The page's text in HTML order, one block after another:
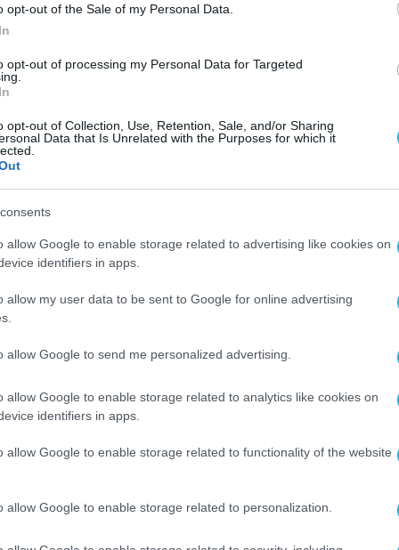
opt-out of the Sale of my Personal Data.
opt-out of processing my Personal Data for Targeted
opt-out of Collection, Use, Retention, Sale, and/or Sharing
Data that Is Unrelated with the Purposes for which it
allow Google to enable storage related to advertising like cookies on
identifiers in apps.
allow my user data to be sent to Google for online advertising
allow Google to send me personalized advertising.
allow Google to enable storage related to analytics like cookies on
identifiers in apps.
allow Google to enable storage related to functionality of the website
allow Google to enable storage related to personalization.
Κ.Καραμανλή (2004-2009) μπορεί να μην
αλλά δεν μας περιφρονούσαν και μας
τυχαία δεν ήταν η εξάρθρωση του
της Vodafone που είχε στηθεί από
πριν δύο μήνες:
των ΗΠΑ, Πιτ Χέγκσεθ, μάλλον μαζί με τον
και τον υπουργό Εξωτερικών Μάρκο
θα βρεθούν στην Τουρκία για τη Σύνοδο
Αυτά όπως ανέφερε η κα Γκίλφοϊλ
της ΕΡΤ κατά την επίσκεψή
με αφορμή τη Σύνοδο Κορυφής του
από 17 χρόνια.
αναμένεται να φτάσει στην τουρκική
7 Ιουλίου, ενώ πριν από την άφιξή του